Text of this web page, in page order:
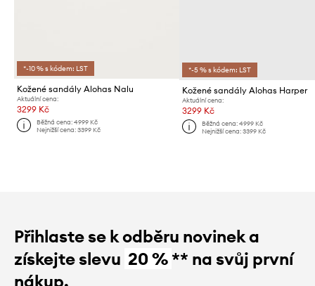
*-10 % s kódem: LST
Kožené sandály Alohas Nalu
Aktuální cena:
3299 Kč
Běžná cena:4999 Kč
Nejnižší cena:3399 Kč
*-5 % s kódem: LST
Kožené sandály Alohas Harper
Aktuální cena:
3299 Kč
Běžná cena: 4999 Kč
Nejnižší cena: 3399 Kč
Přihlaste se k odběru novinek a
získejte slevu 20 %** na svůj první
nákup.